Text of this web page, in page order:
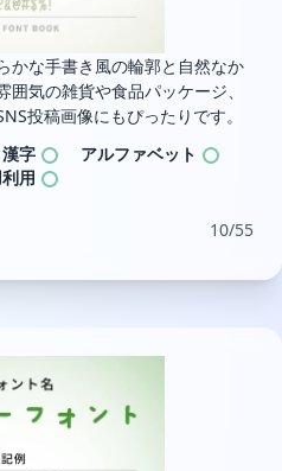
かな手書き風の輪郭と自然なか
気の雑貨や食品パッケージ、
投稿画像にもぴったりです。
字
アルファベット
用
10/55